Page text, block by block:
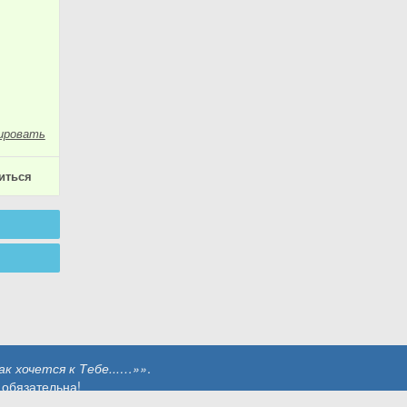
хочется к Тебе...…»».